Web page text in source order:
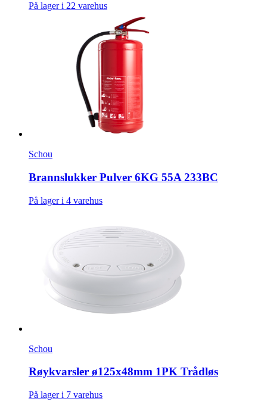
På lager i 22 varehus
Schou
Brannslukker Pulver 6KG 55A 233BC
På lager i 4 varehus
Schou
Røykvarsler ø125x48mm 1PK Trådløs
På lager i 7 varehus